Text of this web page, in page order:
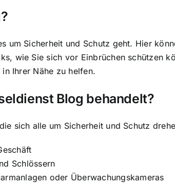
um Sicherheit und Schutz geht. Hier
wie Sie sich vor Einbrüchen schützen
Ihrer Nähe zu helfen.
Blog behandelt?
sich alle um Sicherheit und Schutz
Schlössern
oder Überwachungskameras